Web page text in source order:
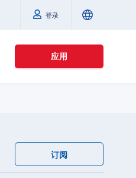
登录
应用
订阅